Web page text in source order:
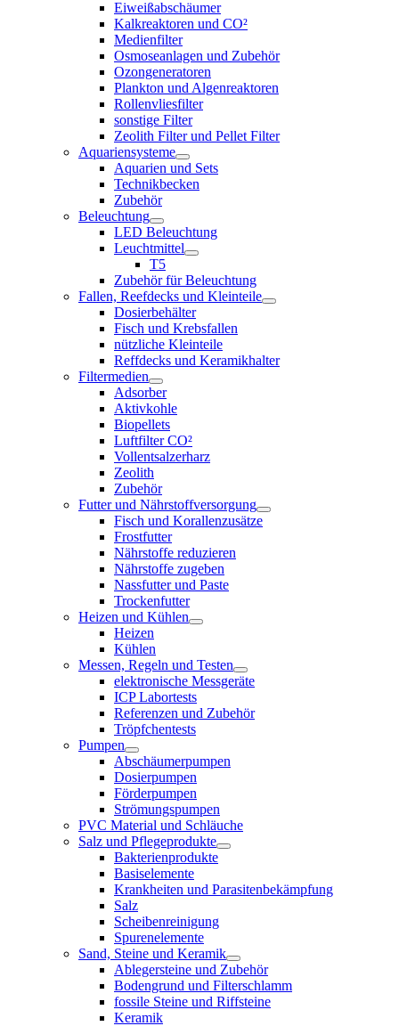
Eiweißabschäumer
Kalkreaktoren und CO²
Medienfilter
Osmoseanlagen und Zubehör
Ozongeneratoren
Plankton und Algenreaktoren
Rollenvliesfilter
sonstige Filter
Zeolith Filter und Pellet Filter
Aquariensysteme
Aquarien und Sets
Technikbecken
Zubehör
Beleuchtung
LED Beleuchtung
Leuchtmittel
T5
Zubehör für Beleuchtung
Fallen, Reefdecks und Kleinteile
Dosierbehälter
Fisch und Krebsfallen
nützliche Kleinteile
Reffdecks und Keramikhalter
Filtermedien
Adsorber
Aktivkohle
Biopellets
Luftfilter CO²
Vollentsalzerharz
Zeolith
Zubehör
Futter und Nährstoffversorgung
Fisch und Korallenzusätze
Frostfutter
Nährstoffe reduzieren
Nährstoffe zugeben
Nassfutter und Paste
Trockenfutter
Heizen und Kühlen
Heizen
Kühlen
Messen, Regeln und Testen
elektronische Messgeräte
ICP Labortests
Referenzen und Zubehör
Tröpfchentests
Pumpen
Abschäumerpumpen
Dosierpumpen
Förderpumpen
Strömungspumpen
PVC Material und Schläuche
Salz und Pflegeprodukte
Bakterienprodukte
Basiselemente
Krankheiten und Parasitenbekämpfung
Salz
Scheibenreinigung
Spurenelemente
Sand, Steine und Keramik
Ablegersteine und Zubehör
Bodengrund und Filterschlamm
fossile Steine und Riffsteine
Keramik